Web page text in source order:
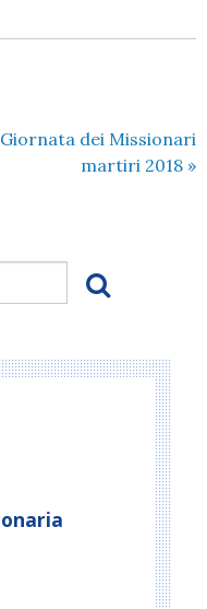
Giornata dei Missionari
martiri 2018 »